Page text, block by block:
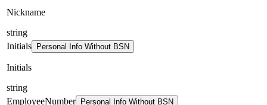
Nickname
string
Initials
Personal Info Without BSN
Initials
string
EmployeeNumber
Personal Info Without BSN